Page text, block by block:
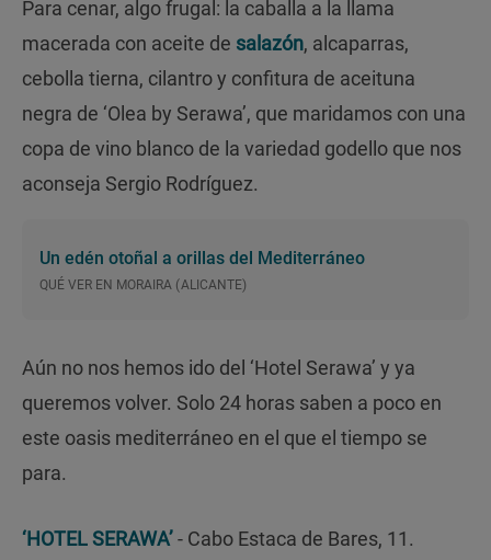
Para cenar, algo frugal: la caballa a la llama
macerada con aceite de salazón, alcaparras,
cebolla tierna, cilantro y confitura de aceituna
negra de ‘Olea by Serawa’, que maridamos con una
copa de vino blanco de la variedad godello que nos
aconseja Sergio Rodríguez.
Un edén otoñal a orillas del Mediterráneo
QUÉ VER EN MORAIRA (ALICANTE)
Aún no nos hemos ido del ‘Hotel Serawa’ y ya
queremos volver. Solo 24 horas saben a poco en
este oasis mediterráneo en el que el tiempo se
para.
‘HOTEL SERAWA’- Cabo Estaca de Bares, 11.